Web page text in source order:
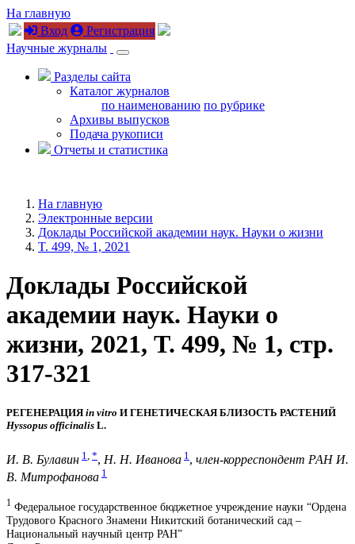
На главную
Вход
Регистрация
Научные журналы
Разделы сайта
Каталог журналов
по наименованию по рубрике
Архивы выпусков
Подача рукописи
Отчеты и статистика
На главную
Электронные версии
Доклады Российской академии наук. Науки о жизни
T. 499, № 1, 2021
Доклады Российской
академии наук. Науки о
жизни, 2021, T. 499, № 1, стр.
317-321
РЕГЕНЕРАЦИЯ in vitro И ГЕНЕТИЧЕСКАЯ БЛИЗОСТЬ РАСТЕНИЙ
Hyssopus officinalis L.
И. В. Булавин 1 *, Н. Н. Иванова 1 , член-корреспондент РАН И.
В. Митрофанова 1
1 Федеральное государственное бюджетное учреждение науки “Ордена
Трудового Красного Знамени Никитский ботанический сад –
Национальный научный центр РАН”